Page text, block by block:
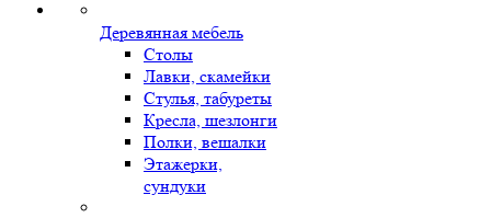
Деревянная мебель
Столы
Лавки, скамейки
Стулья, табуреты
Кресла, шезлонги
Полки, вешалки
Этажерки,
сундуки